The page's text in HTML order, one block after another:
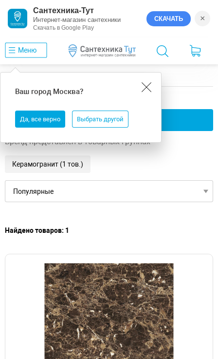
Сантехника-Тут
Интернет-магазин сантехники
Скачать в Google Play
СКАЧАТЬ ×
Меню
Ваш город Москва?
Да, все верно Выбрать другой
GlobalTile Imperador GT
Применить фильтры
Бренд представлен в товарных группах
Керамогранит (1 тов.)
Найдено товаров: 1